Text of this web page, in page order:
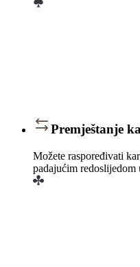
Premještanje
Možete raspoređivati
padajućim